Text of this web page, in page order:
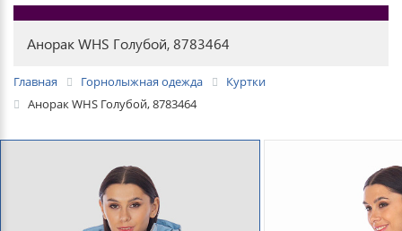
Анорак WHS Голубой, 8783464
Главная Горнолыжная одежда
Куртки
Анорак WHS Голубой, 8783464